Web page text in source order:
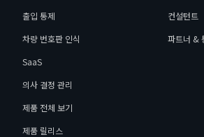
출입 통제
차량 번호판 인식
SaaS
의사 결정 관리
제품 전체 보기
제품 릴리스
컨설턴트
파트너 &